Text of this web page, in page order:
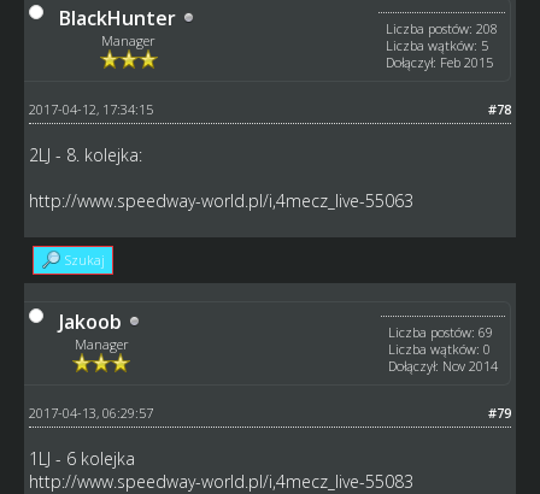
BlackHunter
Manager
Liczba postów: 208
Liczba wątków: 5
Dołączył: Feb 2015
#78
2017-04-12, 17:34:15
2LJ - 8. kolejka:
http://www.speedway-world.pl/i,4mecz_live-55063
Szukaj
Jakoob
Manager
Liczba postów: 69
Liczba wątków: 0
Dołączył: Nov 2014
#79
2017-04-13, 06:29:57
1LJ - 6 kolejka
http://www.speedway-world.pl/i,4mecz_live-55083